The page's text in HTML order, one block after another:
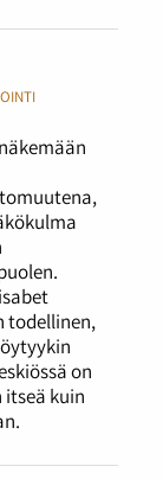
todellinen,
on
kuin